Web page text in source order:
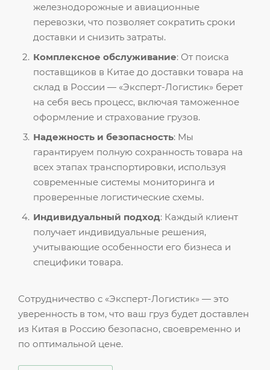
железнодорожные и авиационные
перевозки, что позволяет сократить сроки
доставки и снизить затраты.
Комплексное обслуживание: От поиска
поставщиков в Китае до доставки товара на
склад в России — «Эксперт-Логистик» берет
на себя весь процесс, включая таможенное
оформление и страхование грузов.
Надежность и безопасность: Мы
гарантируем полную сохранность товара на
всех этапах транспортировки, используя
современные системы мониторинга и
проверенные логистические схемы.
Индивидуальный подход: Каждый клиент
получает индивидуальные решения,
учитывающие особенности его бизнеса и
специфики товара.
Сотрудничество с «Эксперт-Логистик» — это
уверенность в том, что ваш груз будет доставлен
из Китая в Россию безопасно, своевременно и
по оптимальной цене.